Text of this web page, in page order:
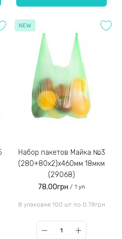
NEW
Набор пакетов Майка №3
(280+80x2)x460мм 18мкм
(29068)
78.00грн / 1 уп
В упаковке 100 шт по 0.78грн